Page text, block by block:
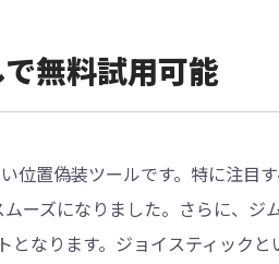
無料試用可能
位置偽装ツールです。特に注目
ーズになりました。さらに、ジ
なります。ジョイスティック